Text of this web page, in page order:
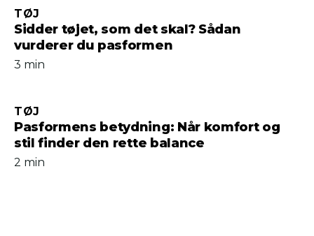
Sidder tøjet, som det skal? Sådan
vurderer du pasformen
TØJ
3 min
Pasformens betydning: Når komfort og
stil finder den rette balance
TØJ
2 min